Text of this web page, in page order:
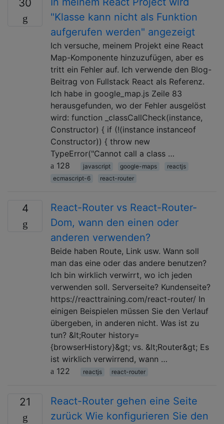
30
"Klasse kann nicht als Funktion
aufgerufen werden" angezeigt
Ich versuche, meinem Projekt eine React
Map-Komponente hinzuzufügen, aber es
tritt ein Fehler auf. Ich verwende den Blog-
Beitrag von Fullstack React als Referenz.
Ich habe in google_map.js Zeile 83
herausgefunden, wo der Fehler ausgelöst
wird: function _classCallCheck(instance,
Constructor) { if (!(instance instanceof
Constructor)) { throw new
TypeError("Cannot call a class …
128
javascript google-maps
reactjs
ecmascript-6
react-router
4
React-Router vs React-Router-
Dom, wann den einen oder
anderen verwenden?
Beide haben Route, Link usw. Wann soll
man das eine oder das andere benutzen?
Ich bin wirklich verwirrt, wo ich jeden
verwenden soll. Serverseite? Kundenseite?
https://reacttraining.com/react-router/ In
einigen Beispielen müssen Sie den Verlauf
übergeben, in anderen nicht. Was ist zu
tun? &lt;Router history=
{browserHistory}&gt; vs. &lt;Router&gt; Es
ist wirklich verwirrend, wann …
122
reactjs react-router
21
React-Router gehen eine Seite
zurück Wie konfigurieren Sie den